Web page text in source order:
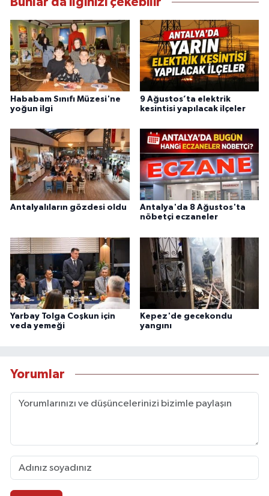
Hababam Sınıfı Müzesi'ne
yoğun ilgi
9 Ağustos’ta elektrik
kesintisi yapılacak ilçeler
Antalyalıların gözdesi oldu
Antalya'da 8 Ağustos'ta
nöbetçi eczaneler
Yarbay Tolga Coşkun için
veda yemeği
Kepez'de gecekondu
yangını
Yorumlar